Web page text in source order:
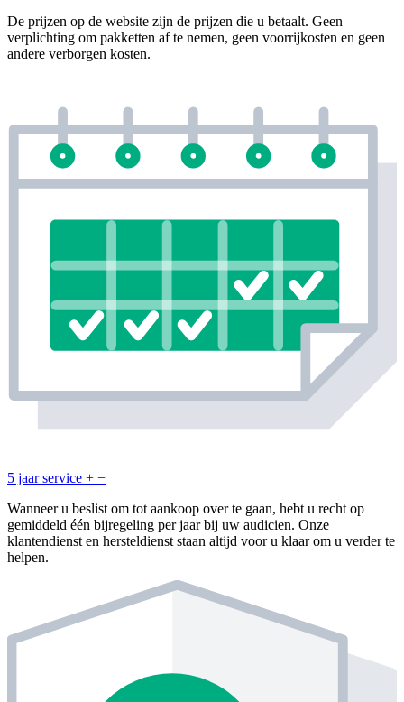
De prijzen op de website zijn de prijzen die u betaalt. Geen
verplichting om pakketten af te nemen, geen voorrijkosten en geen
andere verborgen kosten.
5 jaar service + −
Wanneer u beslist om tot aankoop over te gaan, hebt u recht op
gemiddeld één bijregeling per jaar bij uw audicien. Onze
klantendienst en hersteldienst staan altijd voor u klaar om u verder te
helpen.